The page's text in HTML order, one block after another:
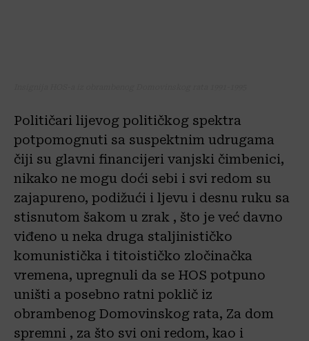
Političari lijevog političkog spektra
potpomognuti sa suspektnim udrugama
čiji su glavni financijeri vanjski čimbenici,
nikako ne mogu doći sebi i svi redom su
zajapureno, podižući i ljevu i desnu ruku sa
stisnutom šakom u zrak , što je već davno
viđeno u neka druga staljinističko
komunistička i titoističko zločinačka
vremena, upregnuli da se HOS potpuno
uništi a posebno ratni poklič iz
obrambenog Domovinskog rata, Za dom
spremni , za što svi oni redom, kao i